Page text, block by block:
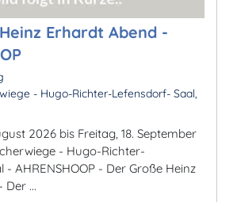
Erhardt Abend -
- Hugo-Richter-Lefensdorf- Saal,
2026 bis Freitag, 18. September
- Hugo-Richter-
- AHRENSHOOP - Der Große Heinz
Der ...